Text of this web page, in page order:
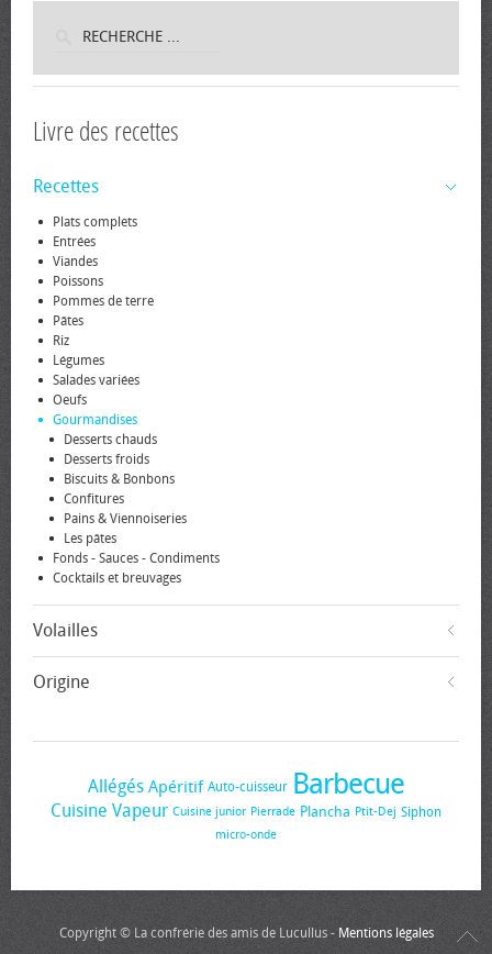
Livre des recettes
Recettes
Plats complets
Entrées
Viandes
Poissons
Pommes de terre
Pâtes
Riz
Légumes
Salades variées
Oeufs
Gourmandises
Desserts chauds
Desserts froids
Biscuits & Bonbons
Confitures
Pains & Viennoiseries
Les pâtes
Fonds - Sauces - Condiments
Cocktails et breuvages
Volailles
Origine
Allégés Apéritif Auto-cuisseur Barbecue
Cuisine Vapeur Cuisine junior Pierrade Plancha Ptit-Dej Siphon
micro-onde
Copyright © La confrérie des amis de Lucullus - Mentions légales